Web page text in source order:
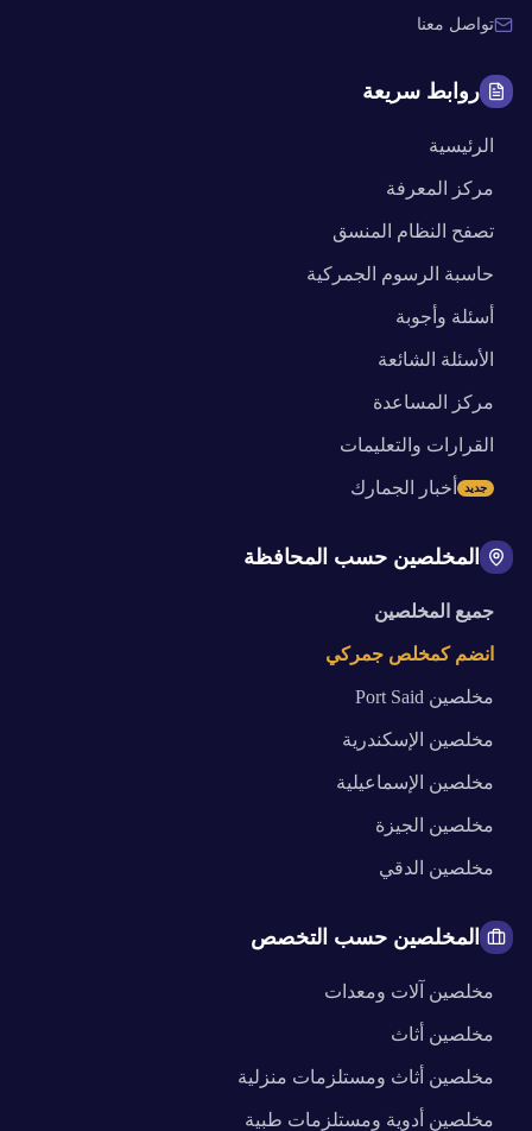
تواصل معنا
روابط سريعة
الرئيسية
مركز المعرفة
تصفح النظام المنسق
حاسبة الرسوم الجمركية
أسئلة وأجوبة
الأسئلة الشائعة
مركز المساعدة
القرارات والتعليمات
أخبار الجمارك جديد
المخلصين حسب المحافظة
جميع المخلصين
انضم كمخلص جمركي
مخلصين Port Said
مخلصين الإسكندرية
مخلصين الإسماعيلية
مخلصين الجيزة
مخلصين الدقي
المخلصين حسب التخصص
مخلصين آلات ومعدات
مخلصين أثاث
مخلصين أثاث ومستلزمات منزلية
مخلصين أدوية ومستلزمات طبية